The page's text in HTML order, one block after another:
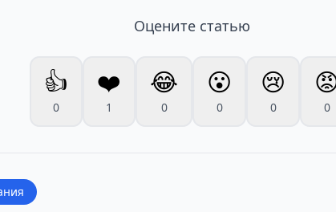
Оцените статью
👍
0
❤️
1
😂
0
😮
0
😢
0 0